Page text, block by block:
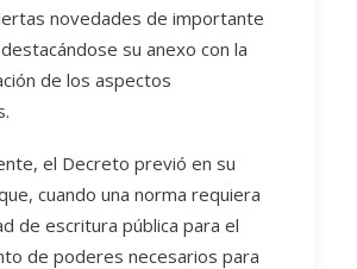
novedades de importante
su anexo con la
de los aspectos
el Decreto previó en su
cuando una norma requiera
de escritura pública para el
de poderes necesarios para